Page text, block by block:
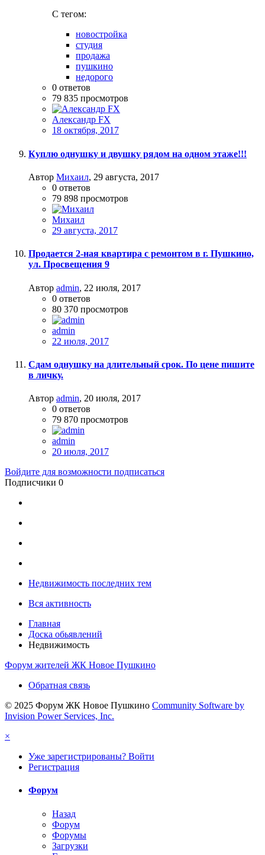
C тегом:
новостройка
студия
продажа
пушкино
недорого
0 ответов
79 835 просмотров
Александр FX
18 октября, 2017
Куплю однушку и двушку рядом на одном этаже!!!
Автор Михаил, 29 августа, 2017
0 ответов
79 898 просмотров
Михаил
29 августа, 2017
Продается 2-ная квартира с ремонтом в г. Пушкино,
ул. Просвещения 9
Автор admin, 22 июля, 2017
0 ответов
80 370 просмотров
admin
22 июля, 2017
Сдам однушку на длительный срок. По цене пишите
в личку.
Автор admin, 20 июля, 2017
0 ответов
79 870 просмотров
admin
20 июля, 2017
Войдите для возможности подписаться
Подписчики 0
Недвижимость последних тем
Вся активность
Главная
Доска обьявлений
Недвижимость
Форум жителей ЖК Новое Пушкино
Обратная связь
© 2025 Форум ЖК Новое Пушкино Community Software by
Invision Power Services, Inc.
×
Уже зарегистрированы? Войти
Регистрация
Форум
Назад
Форум
Форумы
Загрузки